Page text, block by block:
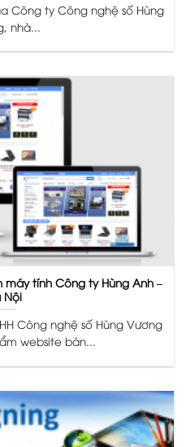
Công ty Công nghệ số Hùng
nhà...
tính Công ty Hùng Anh –
Nội
Công nghệ số Hùng Vương
website bán...